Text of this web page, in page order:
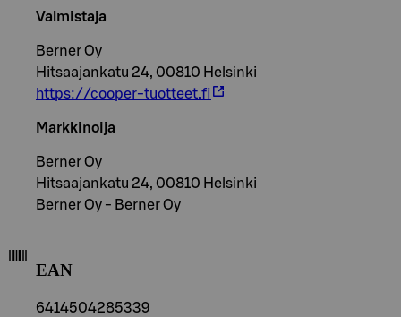
Valmistaja
Berner Oy
Hitsaajankatu 24, 00810 Helsinki
https://cooper-tuotteet.fi
Markkinoija
Berner Oy
Hitsaajankatu 24, 00810 Helsinki
Berner Oy - Berner Oy
EAN
6414504285339